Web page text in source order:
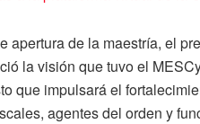
apertura de la maestría, el
la visión que tuvo el
que impulsará el
agentes del orden y